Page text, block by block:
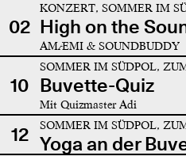
02
KONZERT, SOMMER IM
High on the
AMÆMI & SOUNDBUDDY
10
SOMMER IM SÜDPOL,
Buvette-Quiz
Mit Quizmaster Adi
12 SOMMER IM SÜDPOL,
Yoga an der